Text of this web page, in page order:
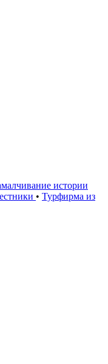
истории
• Турфирма из